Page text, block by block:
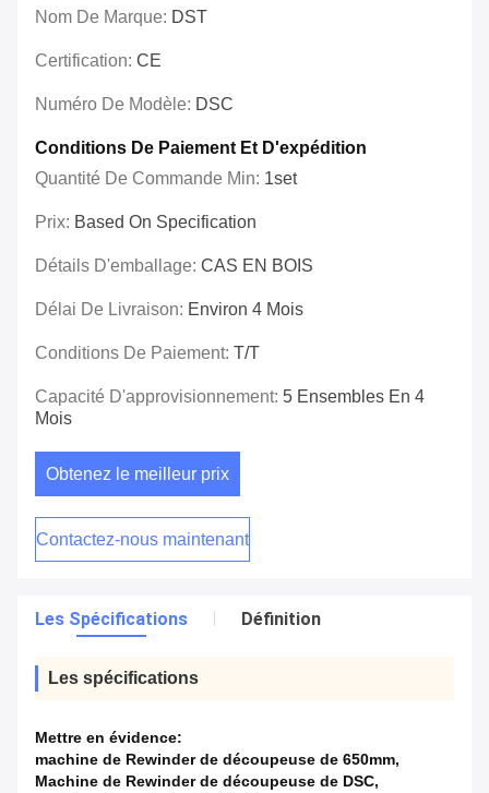
Nom De Marque: DST
Certification: CE
Numéro De Modèle: DSC
Conditions De Paiement Et D'expédition
Quantité De Commande Min: 1set
Prix: Based On Specification
Détails D'emballage: CAS EN BOIS
Délai De Livraison: Environ 4 Mois
Conditions De Paiement: T/T
Capacité D'approvisionnement: 5 Ensembles En 4
Mois
Obtenez le meilleur prix
Contactez-nous maintenant
Les Spécifications Définition
Les spécifications
Mettre en évidence:
machine de Rewinder de découpeuse de 650mm,
Machine de Rewinder de découpeuse de DSC,